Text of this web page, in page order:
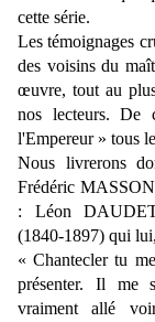
cette série.
Les témoignages
des voisins du
œuvre, tout au
nos lecteurs.
l'Empereur » tous
Nous livrerons
Frédéric
: Léon
(1840-1897) qui
« Chantecler tu
présenter. Il me
vraiment allé